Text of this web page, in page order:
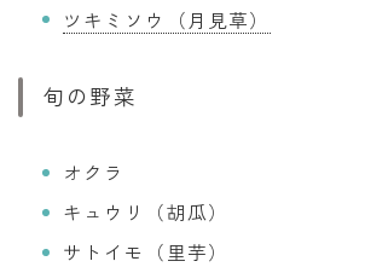
ツキミソウ（月見草）
旬の野菜
オクラ
キュウリ（胡瓜）
サトイモ（里芋）